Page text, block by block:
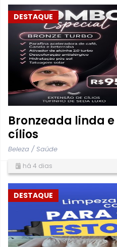
DESTAQUE
Bronzeada linda
cílios
Beleza / Saúde
há 4 dias
DESTAQUE